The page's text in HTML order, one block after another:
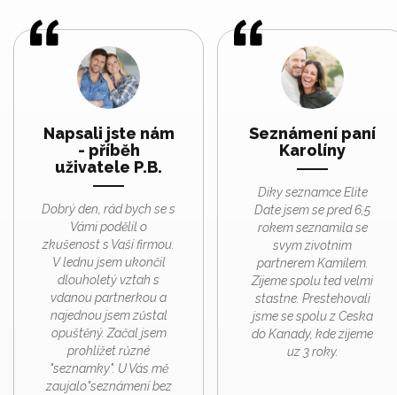
Napsali jste nám
- příběh
uživatele P.B.
Dobrý den, rád bych se s
Vámi podělil o
zkušenost s Vaší firmou.
V lednu jsem ukončil
dlouholetý vztah s
vdanou partnerkou a
najednou jsem zůstal
opuštěný. Začal jsem
prohlížet různé
"seznamky". U Vás mě
zaujalo"seznámení bez
Seznámení paní
Karolíny
Diky seznamce Elite
Date jsem se pred 6,5
rokem seznamila se
svym zivotnim
partnerem Kamilem.
Zijeme spolu ted velmi
stastne. Prestehovali
jsme se spolu z Ceska
do Kanady, kde zijeme
uz 3 roky.